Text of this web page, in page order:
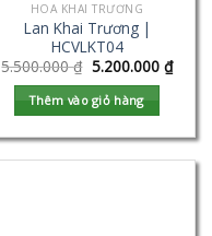
HOA KHAI TRƯƠNG
Lan Khai Trương |
HCVLKT04
5.500.000₫ 5.200.000 ₫
Thêm vào giỏ hàng